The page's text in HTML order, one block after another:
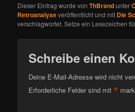
Dieser Eintrag wurde vonThBrandunter
Retroanalyseveröffentlicht und mit Die
verschlagwortet. Setze ein Lesezeichen
Schreibe einen
Deine E-Mail-Adresse wird nicht
Erforderliche Felder sind mit*